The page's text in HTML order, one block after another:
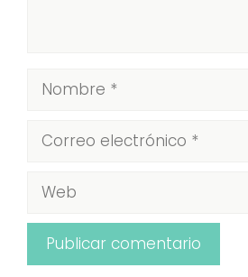
Nombre
Correo
electrónico
Web